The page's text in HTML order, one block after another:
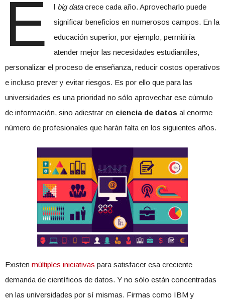
E l big datacrece cada año. Aprovecharlo puede
significar beneficios en numerosos campos. En la
educación superior, por ejemplo, permitiría
atender mejor las necesidades estudiantiles,
personalizar el proceso de enseñanza, reducir costos operativos
e incluso prever y evitar riesgos. Es por ello que para las
universidades es una prioridad no sólo aprovechar ese cúmulo
de información, sino adiestrar en ciencia de datos al enorme
número de profesionales que harán falta en los siguientes años.
Existen múltiples iniciativas para satisfacer esa creciente
demanda de científicos de datos. Y no sólo están concentradas
en las universidades por sí mismas. Firmas como IBM y